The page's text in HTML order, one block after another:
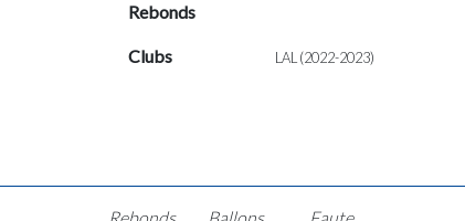
Rebonds
Clubs LAL (2022-2023)